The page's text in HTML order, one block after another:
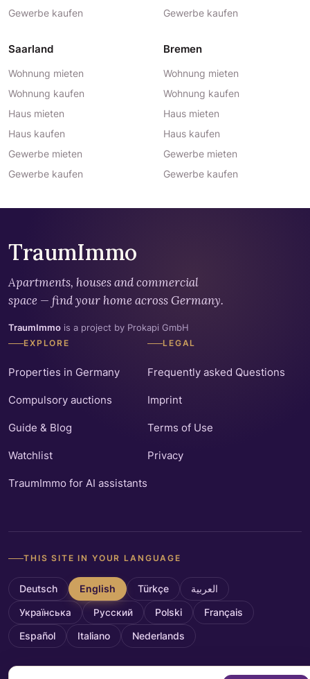
Gewerbe kaufen
Gewerbe kaufen
Saarland
Wohnung mieten
Wohnung kaufen
Haus mieten
Haus kaufen
Gewerbe mieten
Gewerbe kaufen
Bremen
Wohnung mieten
Wohnung kaufen
Haus mieten
Haus kaufen
Gewerbe mieten
Gewerbe kaufen
TraumImmo
Apartments, houses and commercial
space — find your home across Germany.
TraumImmo is a project by Prokapi GmbH
EXPLORE
Properties in Germany
Compulsory auctions
Guide & Blog
Watchlist
TraumImmo for AI assistants
LEGAL
Frequently asked Questions
Imprint
Terms of Use
Privacy
THIS SITE IN YOUR LANGUAGE
Deutsch English Türkçe العربية
Українська Русский Polski Français
Español Italiano Nederlands